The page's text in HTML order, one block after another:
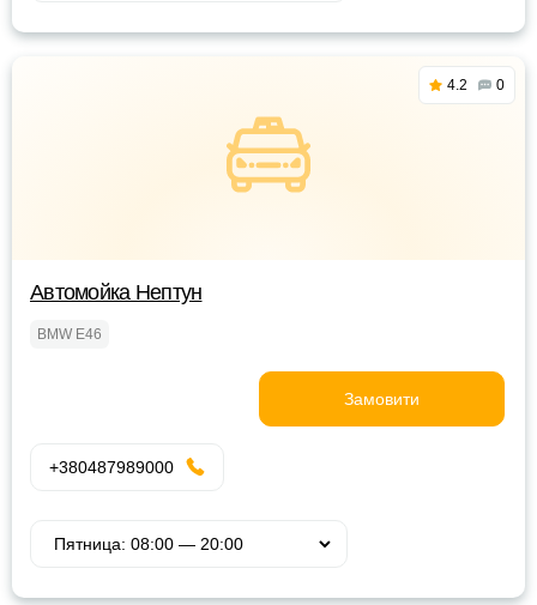
4.2 0
Автомойка Нептун
BMW E46
Замовити
+380487989000